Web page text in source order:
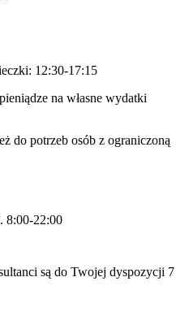
12:30-17:15
na własne wydatki
do potrzeb osób z ograniczoną
8:00-22:00
są do Twojej dyspozycji 7